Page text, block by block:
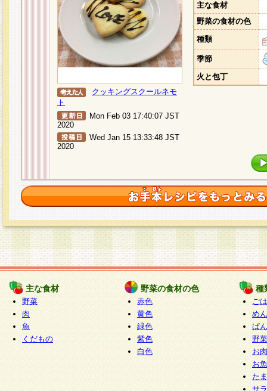
クッキングスクールネモ
ト
Mon Feb 03 17:40:07 JST
2020
Wed Jan 15 13:33:48 JST
2020
主な食材
野菜の食材の色
種類
季節
火と包丁
主な食材
野菜
肉
魚
くだもの
野菜の食材の色
赤色
黄色
緑色
紫色
白色
種
ご
めん
ぱん
野
お
お
た
サ